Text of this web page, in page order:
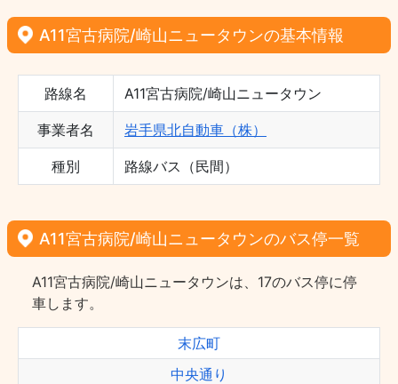
A11宮古病院/崎山ニュータウンの基本情報
路線名 A11宮古病院/崎山ニュータウン
事業者名 岩手県北自動車（株）
種別 路線バス（民間）
A11宮古病院/崎山ニュータウンのバス停一覧
A11宮古病院/崎山ニュータウンは、17のバス停に停
車します。
末広町
中央通り